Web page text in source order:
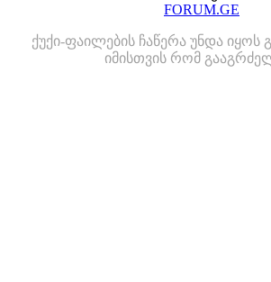
FORUM.GE
ქუქი-ფაილების ჩაწერა უნდა იყოს
იმისთვის რომ